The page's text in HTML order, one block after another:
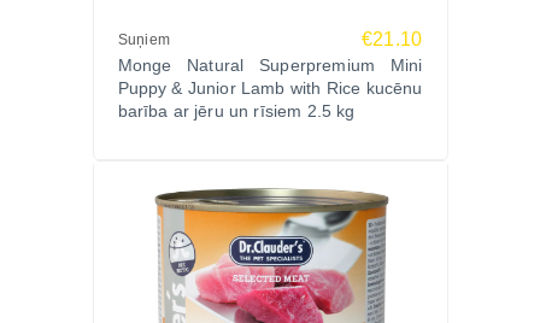
Suņiem €21.10
Monge Natural Superpremium Mini
Puppy & Junior Lamb with Rice kucēnu
barība ar jēru un rīsiem 2.5 kg